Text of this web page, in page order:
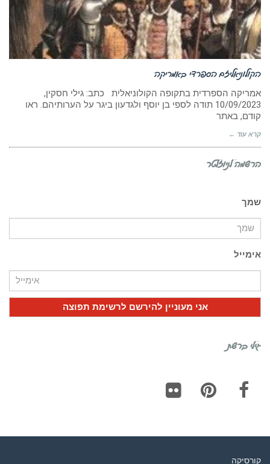
הקולוניאליזם הספרדי באמריקה
אמריקה הספרדית בתקופה הקולוניאלית כתב: גילי חסקין,
‏10/09/2023 תודה לספי בן יוסף ולגדעון ביגר על הערותיהם. ראו
קודם, באתר
קרא עוד ←
הרשמה לניוזלטר
שמך
אימייל
גילי ברשת
קורסיקה